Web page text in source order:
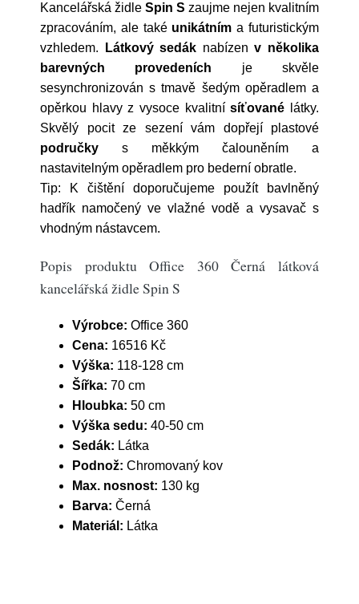
Kancelářská židle Spin S zaujme nejen kvalitním
zpracováním, ale také unikátním a futuristickým
vzhledem.
Látkový sedák nabízenv několika
barevných provedeních je skvěle
sesynchronizován s tmavě šedým opěradlem a
opěrkou hlavy z vysoce kvalitnísíťované látky.
Skvělý pocit ze sezení vám dopřejí plastové
područky s měkkým čalouněním a
nastavitelným opěradlem pro bederní obratle.
Tip: K čištění doporučujeme použít bavlněný
hadřík namočený ve vlažné vodě a vysavač s
vhodným nástavcem.
Popis produktu Office 360 Černá látková
kancelářská židle Spin S
Výrobce: Office 360
Cena: 16516 Kč
Výška: 118-128 cm
Šířka: 70 cm
Hloubka: 50 cm
Výška sedu: 40-50 cm
Sedák: Látka
Podnož: Chromovaný kov
Max. nosnost: 130 kg
Barva: Černá
Materiál: Látka